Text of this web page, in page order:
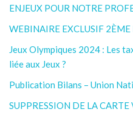
ENJEUX POUR NOTRE
WEBINAIRE EXCLUSIF
Jeux Olympiques 2024 : Les
liée aux Jeux ?
Publication Bilans – Union
SUPPRESSION DE LA